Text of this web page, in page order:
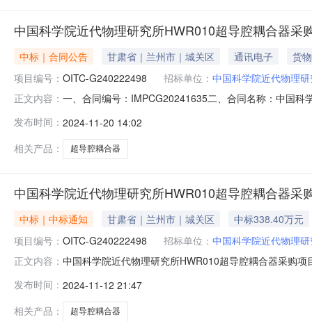
中国科学院近代物理研究所HWR010超导腔耦合器采
中标｜合同公告 甘肃省｜兰州市｜城关区 通讯电子
货物
项目编号： OITC-G240222498 招标单位： 中国科学院近代物理
正文内容： 一、合同编号：IMPCG20241635二、合同名称：中国
电子科技有限公司地址：安徽省芜湖市南陵县经济开发
发布时间： 2024-11-20 14:02
相关产品：
超导腔耦合器
中国科学院近代物理研究所HWR010超导腔耦合器采
中标｜中标通知 甘肃省｜兰州市｜城关区
中标338.40万元
项目编号： OITC-G240222498 招标单位： 中国科学院近代物理
正文内容： 中国科学院近代物理研究所HWR010超导腔耦合器采购
（成交）金额：338.4000000（万元）四、主要标的信
发布时间： 2024-11-12 21:47
相关产品：
超导腔耦合器